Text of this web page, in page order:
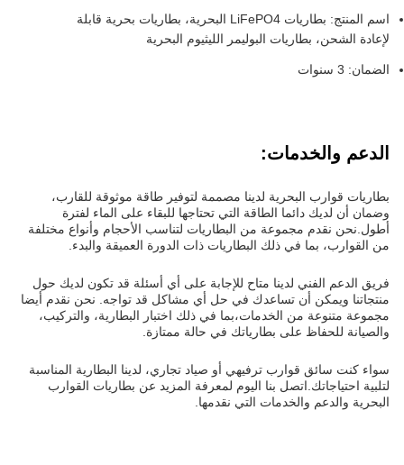
اسم المنتج: بطاريات LiFePO4 البحرية، بطاريات بحرية قابلة
لإعادة الشحن، بطاريات البوليمر الليثيوم البحرية
الضمان: 3 سنوات
الدعم والخدمات:
بطاريات قوارب البحرية لدينا مصممة لتوفير طاقة موثوقة للقارب،
وضمان أن لديك دائما الطاقة التي تحتاجها للبقاء على الماء لفترة
أطول.نحن نقدم مجموعة من البطاريات لتناسب الأحجام وأنواع مختلفة
من القوارب، بما في ذلك البطاريات ذات الدورة العميقة والبدء.
فريق الدعم الفني لدينا متاح للإجابة على أي أسئلة قد تكون لديك حول
منتجاتنا ويمكن أن تساعدك في حل أي مشاكل قد تواجه. نحن نقدم أيضا
مجموعة متنوعة من الخدمات،بما في ذلك اختبار البطارية، والتركيب،
والصيانة للحفاظ على بطارياتك في حالة ممتازة.
سواء كنت سائق قوارب ترفيهي أو صياد تجاري، لدينا البطارية المناسبة
لتلبية احتياجاتك.اتصل بنا اليوم لمعرفة المزيد عن بطاريات القوارب
البحرية والدعم والخدمات التي نقدمها.